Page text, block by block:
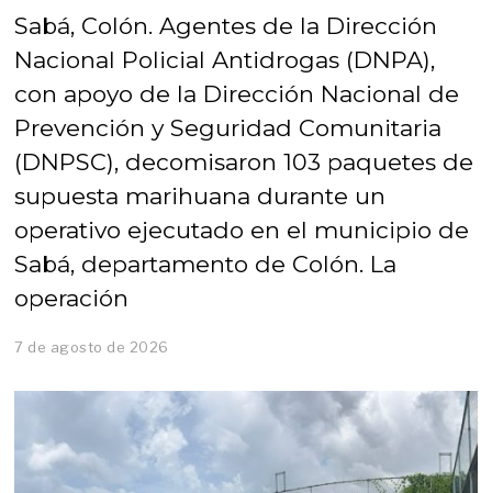
Sabá, Colón. Agentes de la Dirección
Nacional Policial Antidrogas (DNPA),
con apoyo de la Dirección Nacional de
Prevención y Seguridad Comunitaria
(DNPSC), decomisaron 103 paquetes de
supuesta marihuana durante un
operativo ejecutado en el municipio de
Sabá, departamento de Colón. La
operación
7 de agosto de 2026